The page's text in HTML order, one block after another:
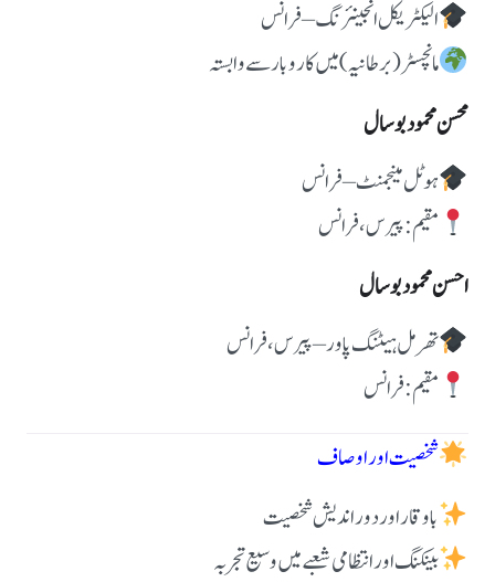
الیکٹریکل انجینئرنگ – فرانس
مانچسٹر (برطانیہ) میں کاروبار سے وابستہ
محسن محمود بوسال
ہوٹل مینجمنٹ – فرانس
مقیم: پیرس، فرانس
احسن محمود بوسال
تھرمل ہیٹنگ پاور – پیرس، فرانس
مقیم: فرانس
شخصیت اور اوصاف
باوقار اور دور اندیش شخصیت
بینکنگ اور انتظامی شعبے میں وسیع تجربہ